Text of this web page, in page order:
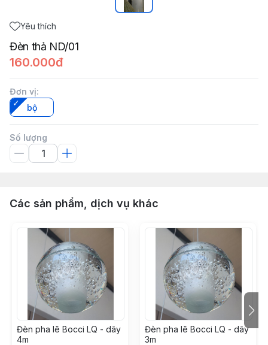
Yêu thích
Đèn thả ND/01
160.000đ
Đơn vị:
bộ
Số lượng
Các sản phẩm, dịch vụ khác
Đèn pha lê Bocci LQ - dây
4m
Đèn pha lê Bocci LQ - dây
3m